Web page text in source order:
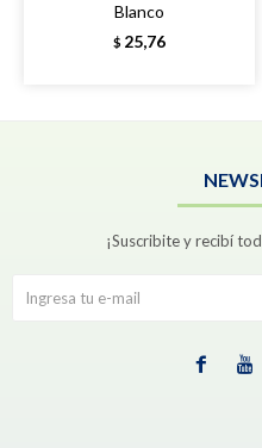
Blanco
$ 25,76
¡Suscribite y recibí
 